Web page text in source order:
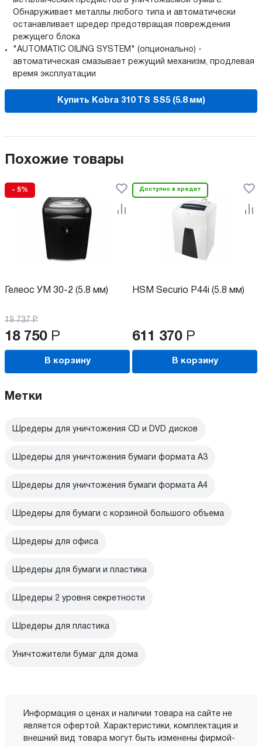
Обнаруживает металлы любого типа и автоматически
останавливает шредер предотвращая повреждения
режущего блока
"AUTOMATIC OILING SYSTEM" (опционально) -
автоматическая смазывает режущий механизм, продлевая
время эксплуатации
Купить Kobra 310 TS SS5 (5.8 мм)
Похожие товары
- 5%
Гелеос УМ 30-2 (5.8 мм)
19 737 Р
18 750 Р
В корзину
Доступно в кредит
HSM Securio P44i (5.8 мм)
611 370 Р
В корзину
Метки
Шредеры для уничтожения CD и DVD дисков
Шредеры для уничтожения бумаги формата А3
Шредеры для уничтожения бумаги формата А4
Шредеры для бумаги с корзиной большого объема
Шредеры для офиса
Шредеры для бумаги и пластика
Шредеры 2 уровня секретности
Шредеры для пластика
Уничтожители бумаг для дома
Информация о ценах и наличии товара на сайте не
является офертой. Характеристики, комплектация и
внешний вид товара могут быть изменены фирмой-